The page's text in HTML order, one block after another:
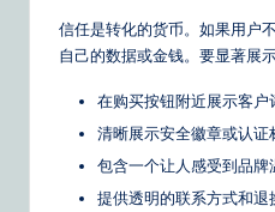
信任是转化的货币。如果用户
自己的数据或金钱。要显著展
在购买按钮附近展示客户
清晰展示安全徽章或认证
包含一个让人感受到品牌
提供透明的联系方式和退